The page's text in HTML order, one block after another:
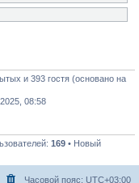
и 393 гостя (основано на
08:58
169 • Новый
Часовой пояс: UTC+03:00